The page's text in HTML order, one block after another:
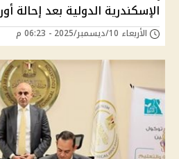
الإسكندرية الدولية بعد إحالة
الأربعاء 10/ديسمبر/2025 - 06:23 م